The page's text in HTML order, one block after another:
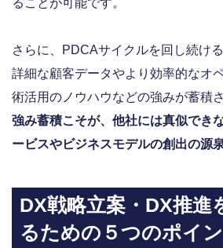
ることが可能です。
さらに、PDCAサイクルを回し続け
詳細な顧客データやより効率的なオ
術活用のノウハウなどの強みが蓄積
強み蓄積こそが、他社には真似でき
ービスやビジネスモデルの創出の源
DX戦略立案・DX推進
るための５つのポイ